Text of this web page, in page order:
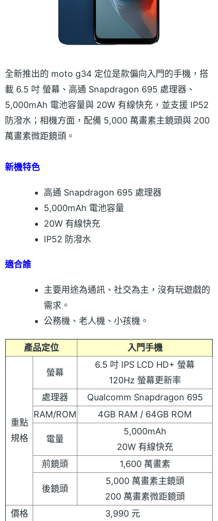
全新推出的 moto g34 定位是款偏向入門的手機，搭
載 6.5 吋 螢幕、高通 Snapdragon 695 處理器、
5,000mAh 電池容量與 20W 有線快充，並支援 IP52
防潑水；相機方面，配備 5,000 萬畫素主鏡頭與 200
萬畫素微距鏡頭。
新機特色
高通 Snapdragon 695 處理器
5,000mAh 電池容量
20W 有線快充
IP52 防潑水
適合誰
主要用途為通訊、社交為主，沒有玩遊戲的
需求。
公務機、老人機、小孩機。
產品定位 入門手機
重點
規格
螢幕
6.5 吋 IPS LCD HD+ 螢幕
120Hz 螢幕更新率
處理器
Qualcomm Snapdragon 695
RAM/ROM
4GB RAM / 64GB ROM
電量
5,000mAh
20W 有線快充
前鏡頭
1,600 萬畫素
後鏡頭
5,000 萬畫素主鏡頭
200 萬畫素微距鏡頭
價格
3,990 元